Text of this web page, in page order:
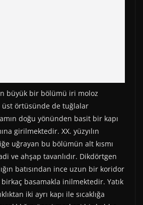
büyük bir bölümü iri moloz
üst örtüsünde de tuğlalar
doğu yönünden basit bir kapı
girilmektedir. XX. yüzyılın
uğrayan bu bölümün alt kısmı
ve ahşap tavanlıdır. Dikdörtgen
batısından ince uzun bir koridor
birkaç basamakla inilmektedir. Yatık
iki ayrı kapı ile sıcaklığa